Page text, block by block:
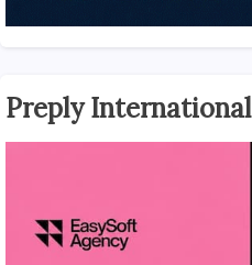
Preply International